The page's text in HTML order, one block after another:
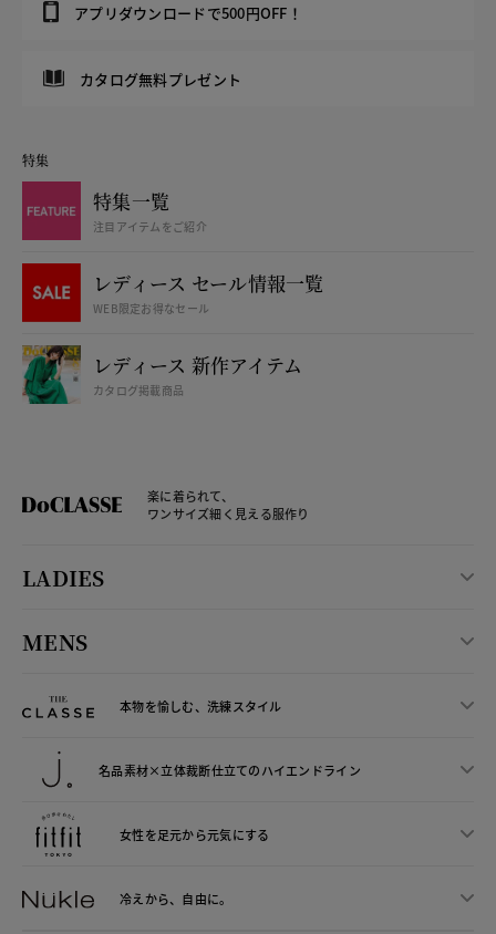
アプリダウンロードで500円OFF！
カタログ無料プレゼント
特集
特集一覧
注目アイテムをご紹介
レディース セール情報一覧
WEB限定お得なセール
レディース 新作アイテム
カタログ掲載商品
楽に着られて、
ワンサイズ細く見える服作り
LADIES
MENS
本物を愉しむ、洗練スタイル
名品素材×立体裁断仕立てのハイエンドライン
女性を足元から元気にする
冷えから、 自由に。